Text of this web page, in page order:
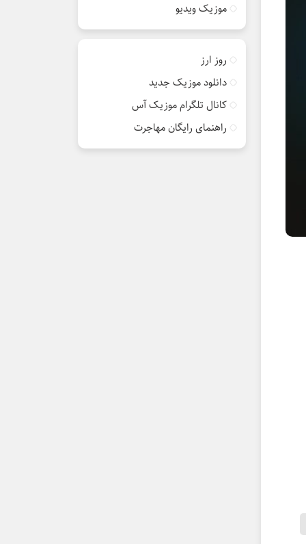
موزیک ویدیو
روز ارز
دانلود موزیک جدید
کانال تلگرام موزیک آس
راهنمای رایگان مهاجرت